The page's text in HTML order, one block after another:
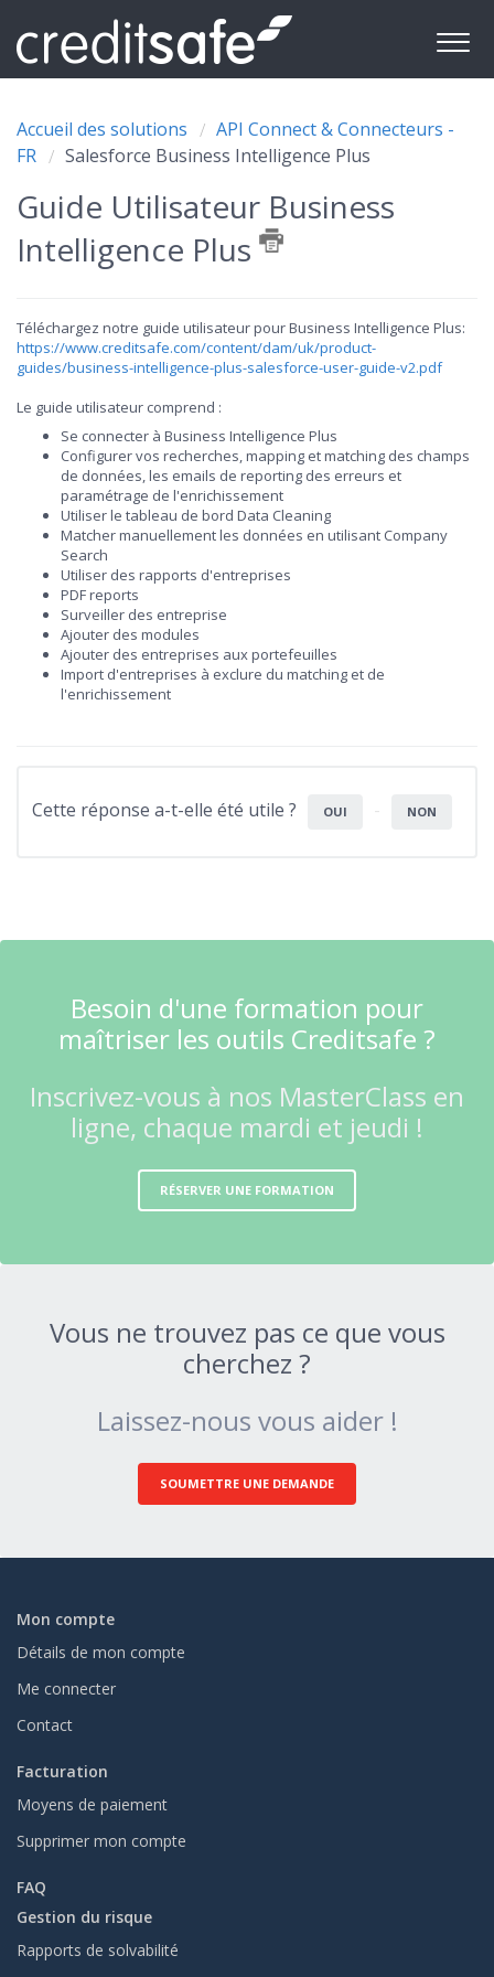
Accueil des solutions
API Connect & Connecteurs -
FR
Salesforce Business Intelligence Plus
Guide Utilisateur Business
Intelligence Plus
Téléchargez notre guide utilisateur pour Business Intelligence Plus:
https://www.creditsafe.com/content/dam/uk/product-
guides/business-intelligence-plus-salesforce-user-guide-v2.pdf
Le guide utilisateur comprend :
Se connecter à Business Intelligence Plus
Configurer vos recherches, mapping et matching des champs
de données, les emails de reporting des erreurs et
paramétrage de l'enrichissement
Utiliser le tableau de bord Data Cleaning
Matcher manuellement les données en utilisant Company
Search
Utiliser des rapports d'entreprises
PDF reports
Surveiller des entreprise
Ajouter des modules
Ajouter des entreprises aux portefeuilles
Import d'entreprises à exclure du matching et de
l'enrichissement
Cette réponse a-t-elle été utile ? OUI NON
Besoin d'une formation pour
maîtriser les outils Creditsafe ?
Inscrivez-vous à nos MasterClass en
ligne, chaque mardi et jeudi !
RÉSERVER UNE FORMATION
Vous ne trouvez pas ce que vous
cherchez ?
Laissez-nous vous aider !
SOUMETTRE UNE DEMANDE
Mon compte
Détails de mon compte
Me connecter
Contact
Facturation
Moyens de paiement
Supprimer mon compte
FAQ
Gestion du risque
Rapports de solvabilité